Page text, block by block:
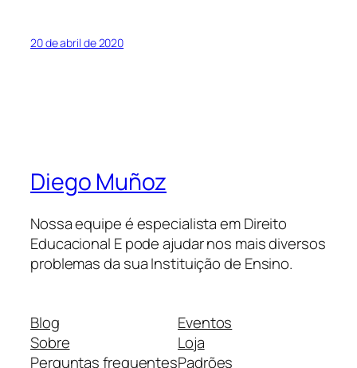
20 de abril de 2020
Diego Muñoz
Nossa equipe é especialista em Direito
Educacional E pode ajudar nos mais diversos
problemas da sua Instituição de Ensino.
Blog
Sobre
Perguntas frequentes
Eventos
Loja
Padrões